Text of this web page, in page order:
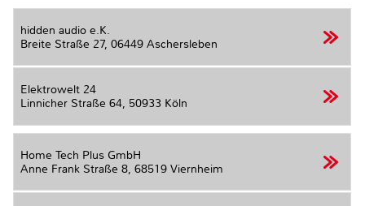
hidden audio e.K.
Breite Straße 27, 06449 Aschersleben
Elektrowelt 24
Linnicher Straße 64, 50933 Köln
Home Tech Plus GmbH
Anne Frank Straße 8, 68519 Viernheim